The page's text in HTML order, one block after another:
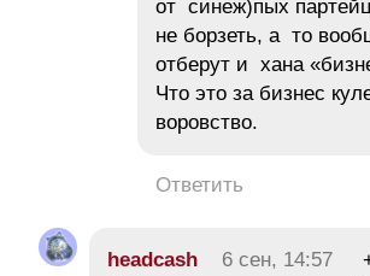
от синеж)пых
не борзеть, а то
отберут и хана
Что это за бизнес
воровство.
Ответить
headcash 6 сен, 14:57